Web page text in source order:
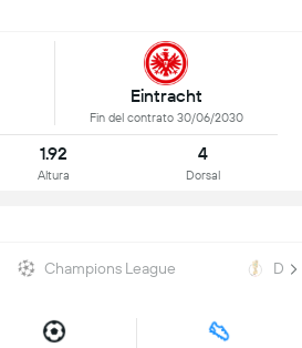
Eintracht
Fin del contrato 30/06/2030
1.92
Altura
4
Dorsal
Champions League